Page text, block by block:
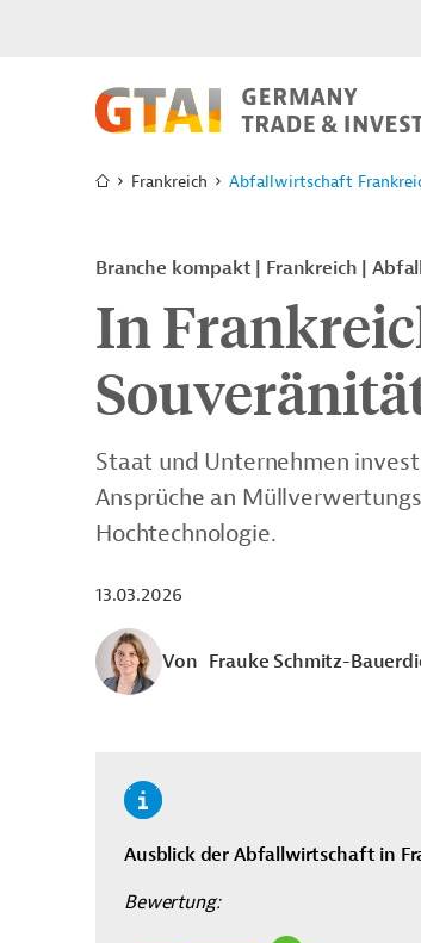
Frankreich Abfallwirtschaft
Branche kompakt | Frankreich |
In
Staat und Unternehmen
Ansprüche an
Hochtechnologie.
13.03.2026
Von Frauke Schmitz-
Ausblick der Abfallwirtschaft in
Bewertung: